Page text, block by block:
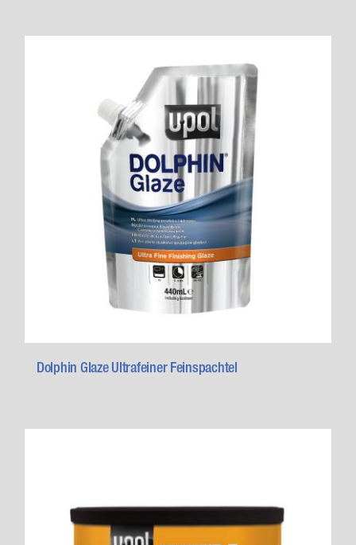
Dolphin Glaze Ultrafeiner Feinspachtel